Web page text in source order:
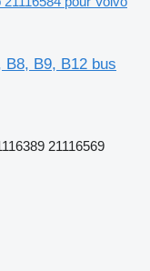
B8, B9, B12 bus
21116569